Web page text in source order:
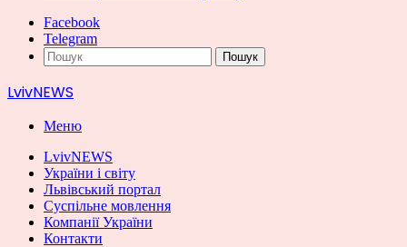
Facebook
Telegram
Пошук
LvivNEWS
Меню
LvivNEWS
України і світу
Львівський портал
Суспільне мовлення
Компанії України
Контакти